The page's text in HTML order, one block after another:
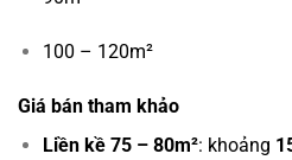
100 – 120m²
Giá bán tham khảo
Liền kề 75 – 80m²: khoảng